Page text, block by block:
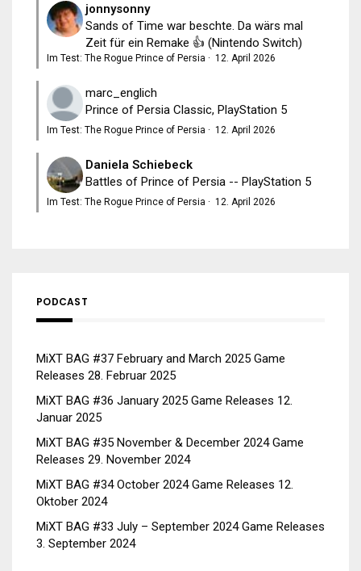
jonnysonny
Sands of Time war beschte. Da wärs mal
Zeit für ein Remake 👍 (Nintendo Switch)
Im Test: The Rogue Prince of Persia · 12. April 2026
marc_englich
Prince of Persia Classic, PlayStation 5
Im Test: The Rogue Prince of Persia · 12. April 2026
Daniela Schiebeck
Battles of Prince of Persia -- PlayStation 5
Im Test: The Rogue Prince of Persia · 12. April 2026
PODCAST
MiXT BAG #37 February and March 2025 Game
Releases 28. Februar 2025
MiXT BAG #36 January 2025 Game Releases 12.
Januar 2025
MiXT BAG #35 November & December 2024 Game
Releases 29. November 2024
MiXT BAG #34 October 2024 Game Releases 12.
Oktober 2024
MiXT BAG #33 July – September 2024 Game Releases
3. September 2024